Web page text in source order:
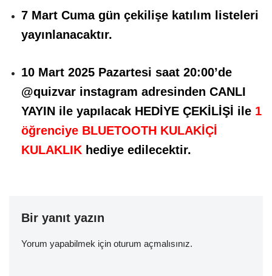
7 Mart Cuma gün çekilişe katılım listeleri
yayınlanacaktır.
10 Mart 2025 Pazartesi saat 20:00’de
@quizvar instagram adresinden CANLI
YAYIN ile yapılacak HEDİYE ÇEKİLİŞİ ile 1
öğrenciye BLUETOOTH KULAKİÇİ
KULAKLIK hediye edilecektir.
Bir yanıt yazın
Yorum yapabilmek için oturum açmalısınız.